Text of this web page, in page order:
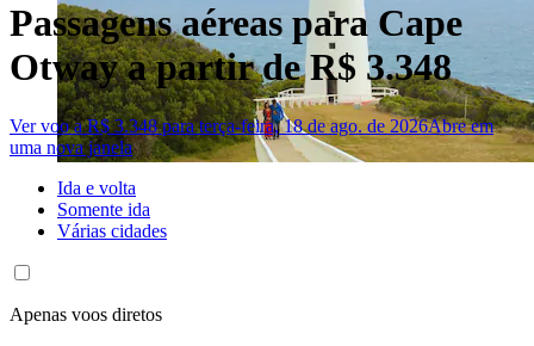
Passagens aéreas para Cape
Otway a partir de R$ 3.348
Ver voo a R$ 3.348 para terça-feira, 18 de ago. de 2026Abre em
uma nova janela
Ida e volta
Somente ida
Várias cidades
Apenas voos diretos